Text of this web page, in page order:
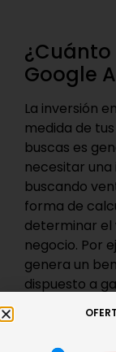
Google
La inversión
medida de
buscas es
necesitar una
buscando
forma de
determinar el
negocio. Por
genera un
dispuesto a
conseguir
clave para